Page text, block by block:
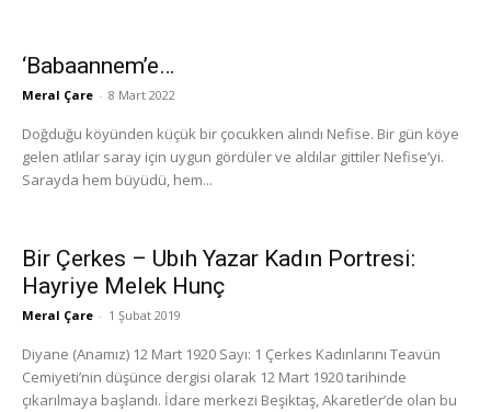
‘Babaannem’e…
Meral Çare - 8 Mart 2022
Doğduğu köyünden küçük bir çocukken alındı Nefise. Bir gün köye
gelen atlılar saray için uygun gördüler ve aldılar gittiler Nefise’yi.
Sarayda hem büyüdü, hem...
Bir Çerkes – Ubıh Yazar Kadın Portresi:
Hayriye Melek Hunç
Meral Çare - 1 Şubat 2019
Diyane (Anamız) 12 Mart 1920 Sayı: 1 Çerkes Kadınlarını Teavün
Cemiyeti’nin düşünce dergisi olarak 12 Mart 1920 tarihinde
çıkarılmaya başlandı. İdare merkezi Beşiktaş, Akaretler’de olan bu